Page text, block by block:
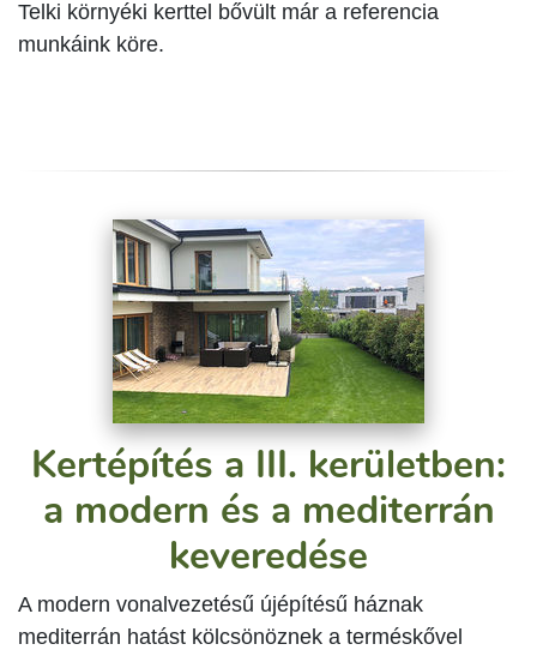
Telki környéki kerttel bővült már a referencia
munkáink köre.
Kertépítés a III. kerületben:
a modern és a mediterrán
keveredése
A modern vonalvezetésű újépítésű háznak
mediterrán hatást kölcsönöznek a terméskővel